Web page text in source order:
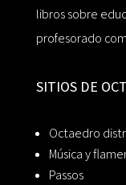
libros sobre
profesorado
SITIOS DE
Octaedro
Música y
Passos